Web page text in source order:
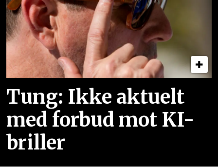
Tung: Ikke aktuelt
med forbud mot KI-
briller